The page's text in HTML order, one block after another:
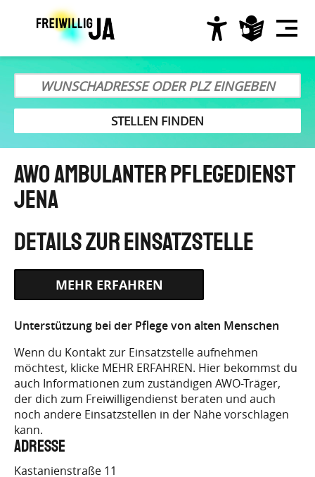
Hauptnavigation
AWO Ambulanter Pflegedienst
Jena
FREIWILLICH.DE/FINDE-
DEINE-
STELLE/EINSATZPLATZ/?
Unterstützung bei der Pflege von alten Menschen
Wenn du Kontakt zur Einsatzstelle aufnehmen
möchtest, klicke MEHR ERFAHREN. Hier bekommst du
auch Informationen zum zuständigen AWO-Träger,
der dich zum Freiwilligendienst beraten und auch
noch andere Einsatzstellen in der Nähe vorschlagen
kann.
Adresse
Kastanienstraße 11